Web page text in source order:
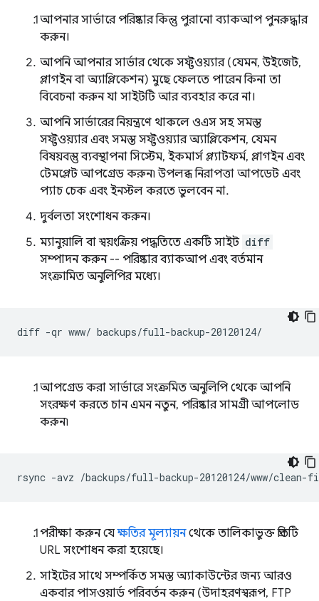
আপনার সার্ভারে পরিষ্কার কিন্তু পুরানো ব্যাকআপ পুনরুদ্ধার
করুন।
আপনি আপনার সার্ভার থেকে সফ্টওয়্যার (যেমন, উইজেট,
প্লাগইন বা অ্যাপ্লিকেশন) মুছে ফেলতে পারেন কিনা তা
বিবেচনা করুন যা সাইটটি আর ব্যবহার করে না।
আপনি সার্ভারের নিয়ন্ত্রণে থাকলে ওএস সহ সমস্ত
সফ্টওয়্যার এবং সমস্ত সফ্টওয়্যার অ্যাপ্লিকেশন, যেমন
বিষয়বস্তু ব্যবস্থাপনা সিস্টেম, ইকমার্স প্ল্যাটফর্ম, প্লাগইন এবং
টেমপ্লেট আপগ্রেড করুন৷ উপলব্ধ নিরাপত্তা আপডেট এবং
প্যাচ চেক এবং ইনস্টল করতে ভুলবেন না.
দুর্বলতা সংশোধন করুন।
ম্যানুয়ালি বা স্বয়ংক্রিয় পদ্ধতিতে একটি সাইট diff
সম্পাদন করুন -- পরিষ্কার ব্যাকআপ এবং বর্তমান
সংক্রামিত অনুলিপির মধ্যে।
diff -qr www/
আপগ্রেড করা সার্ভারে সংক্রমিত অনুলিপি থেকে আপনি
সংরক্ষণ করতে চান এমন নতুন, পরিষ্কার সামগ্রী আপলোড
করুন৷
rsync -avz /backups/full-backup-20120124/www/
পরীক্ষা করুন যেক্ষতির মূল্যায়নথেকে তালিকাভুক্ত প্রতিটি
URL সংশোধন করা হয়েছে।
সাইটের সাথে সম্পর্কিত সমস্ত অ্যাকাউন্টের জন্য আরও
একবার পাসওয়ার্ড পরিবর্তন করুন (উদাহরণস্বরূপ, FTP